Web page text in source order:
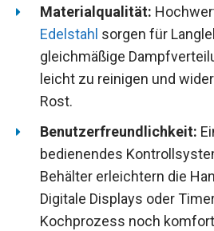
Materialqualität:
Edelstahl sorgen für
gleichmäßige
leicht zu reinigen und
Rost.
Benutzerfreundlichkeit:
bedienendes
Behälter erleichtern die
Digitale Displays oder
Kochprozess noch